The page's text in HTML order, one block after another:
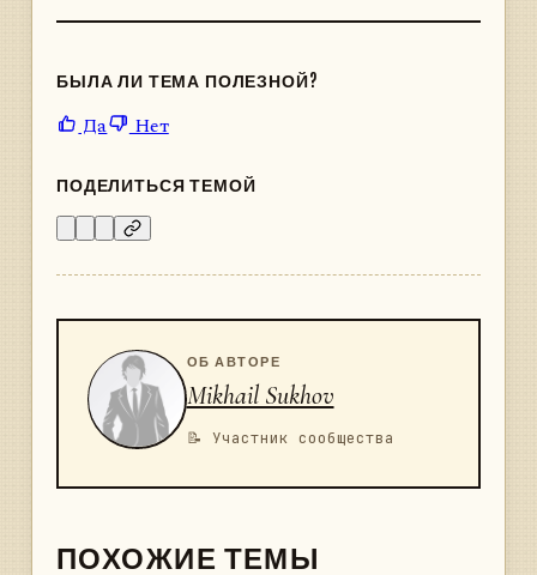
БЫЛА ЛИ ТЕМА ПОЛЕЗНОЙ?
Да Нет
ПОДЕЛИТЬСЯ ТЕМОЙ
ОБ АВТОРЕ
Mikhail Sukhov
📝 Участник сообщества
ПОХОЖИЕ ТЕМЫ